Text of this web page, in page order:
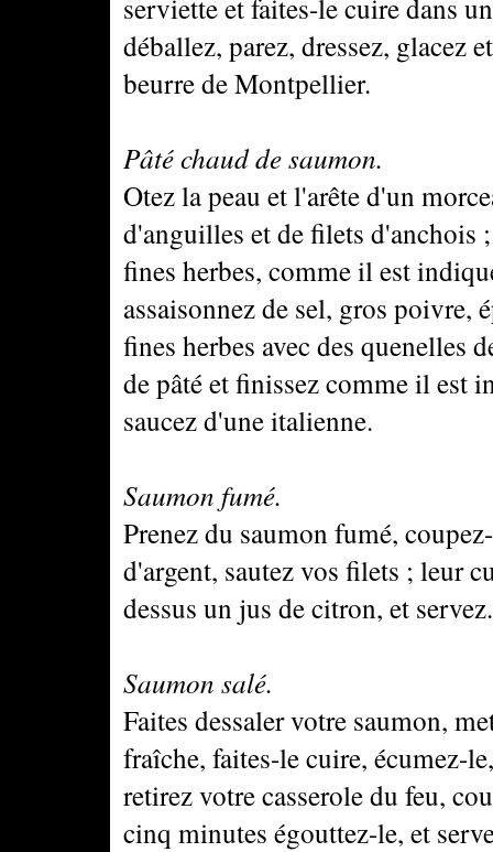
serviette et faites-le cuire dans
déballez, parez, dressez, glacez
beurre de Montpellier.
Pâté chaud de saumon.
Otez la peau et l'arête d'un
d'anguilles et de filets d'anchois
fines herbes, comme il est
assaisonnez de sel, gros poivre,
fines herbes avec des quenelles
de pâté et finissez comme il est
saucez d'une italienne.
Saumon fumé.
Prenez du saumon fumé,
d'argent, sautez vos filets ; leur
dessus un jus de citron, et servez.
Saumon salé.
Faites dessaler votre saumon,
fraîche, faites-le cuire, écumez-
retirez votre casserole du feu,
cinq minutes égouttez-le, et